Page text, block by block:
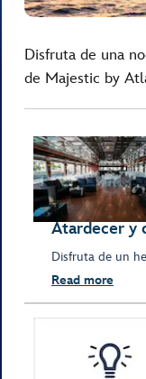
Disfruta de una
de Majestic by
Atardecer y
Disfruta de un
Read more